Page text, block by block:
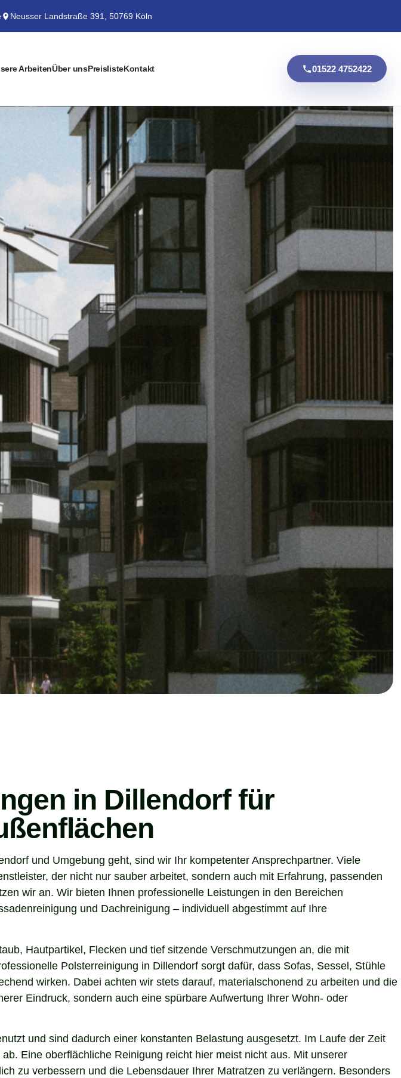
Neusser Landstraße 391, 50769 Köln
ArbeitenÜber unsPreislisteKontakt 01522 4752422
in Dillendorf für
und Umgebung geht, sind wir Ihr kompetenter Ansprechpartner. Viele
der nicht nur sauber arbeitet, sondern auch mit Erfahrung, passenden
wir an. Wir bieten Ihnen professionelle Leistungen in den Bereichen
und Dachreinigung – individuell abgestimmt auf Ihre
Hautpartikel, Flecken und tief sitzende Verschmutzungen an, die mit
Polsterreinigung in Dillendorf sorgt dafür, dass Sofas, Sessel, Stühle
wirken. Dabei achten wir stets darauf, materialschonend zu arbeiten und die
Eindruck, sondern auch eine spürbare Aufwertung Ihrer Wohn- oder
und sind dadurch einer konstanten Belastung ausgesetzt. Im Laufe der Zeit
Eine oberflächliche Reinigung reicht hier meist nicht aus. Mit unserer
zu verbessern und die Lebensdauer Ihrer Matratzen zu verlängern. Besonders